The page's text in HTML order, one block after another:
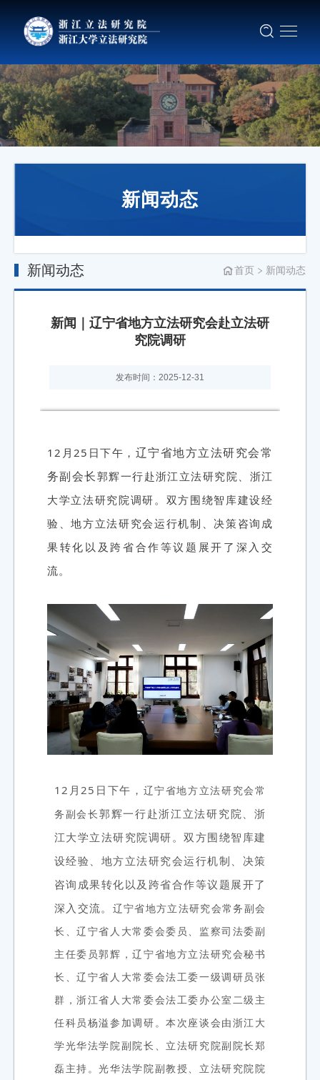
新闻动态
新闻动态 首页 新闻动态
新闻｜辽宁省地方立法研究会赴立法研
究院调研
发布时间：2025-12-31
12月25日下午， 辽宁省地方立法研究会常
务副会长郭辉一行赴浙江立法研究院、浙江
大学立法研究院调研。双方围绕智库建设经
验、地方立法研究会运行机制、决策咨询成
果转化以及跨省合作等议题展开了深入交
流。
12月25日下午， 辽宁省地方立法研究会常
务副会长郭辉一行赴浙江立法研究院、浙
江大学立法研究院调研。双方围绕智库建
设经验、地方立法研究会运行机制、决策
咨询成果转化以及跨省合作等议题展开了
深入交流。 辽宁省地方立法研究会常务副会
长、辽宁省人大常委会委员、监察司法委副
主任委员郭辉，辽宁省地方立法研究会秘书
长、辽宁省人大常委会法工委一级调研员张
群，浙江省人大常委会法工委办公室二级主
任科员杨溢参加调研。本次座谈会由浙江大
学光华法学院副院长、立法研究院副院长郑
磊主持。光华法学院副教授、立法研究院院